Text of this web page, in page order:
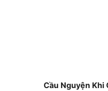
Cầu Nguyện Khi